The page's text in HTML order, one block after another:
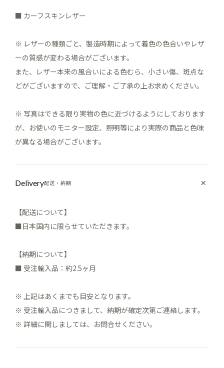
■ カーフスキンレザー
※ レザーの種類ごと、製造時期によって着色の色合いやレザ
ーの質感が変わる場合がございます。
また、レザー本来の風合いによる色むら、小さい傷、斑点な
どがございますので、ご理解・ご了承の上お求めください。
※ 写真はできる限り実物の色に近づけるようにしております
が、お使いのモニター設定、照明等により実際の商品と色味
が異なる場合がございます。
Delivery配送・納期
【配送について】
■日本国内に限らせていただきます。
【納期について】
■ 受注輸入品：約2.5ヶ月
※ 上記はあくまでも目安となります。
※ 受注輸入品につきまして、納期が確定次第ご連絡します。
※ 詳細に関しましては、お問合せください。